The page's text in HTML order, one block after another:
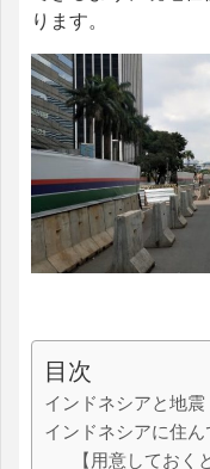
ります。
目次
インドネシアと地震
インドネシアに住
【用意しておく